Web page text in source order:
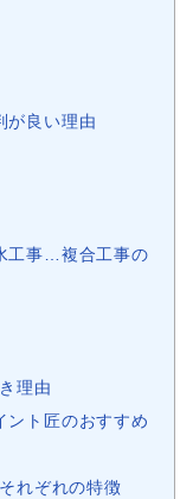
が良い理由
工事…複合工事の
理由
ント匠のおすすめ
れぞれの特徴